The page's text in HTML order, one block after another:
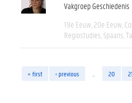
Vakgroep Geschiedenis
19e Eeuw 20e Eeuw
Regiostudies Spaans
« first ‹ previous 20 21